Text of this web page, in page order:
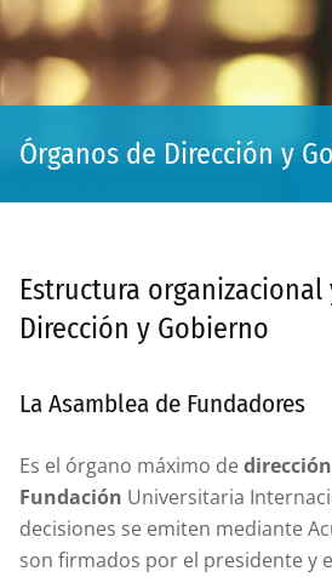
Órganos de Dirección y
Estructura organizacional
Dirección y Gobierno
La Asamblea de Fundadores
Es el órgano máximo de
Fundación Universitaria
decisiones se emiten mediante
son firmados por el presidente y